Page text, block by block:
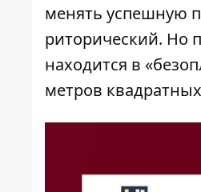
менять успешную
риторический. Но
находится в
метров